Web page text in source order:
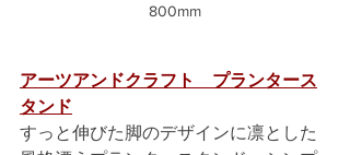
800mm
アーツアンドクラフト　プランタース
タンド
すっと伸びた脚のデザインに凛とした